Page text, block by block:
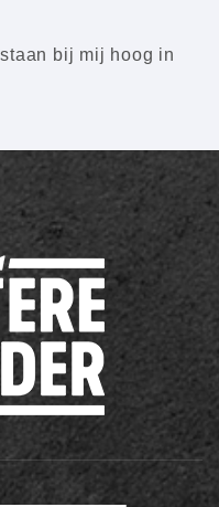
bij mij hoog in